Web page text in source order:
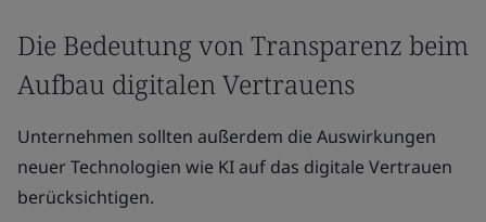
Die Bedeutung von Transparenz beim
Aufbau digitalen Vertrauens
Unternehmen sollten außerdem die Auswirkungen
neuer Technologien wie KI auf das digitale Vertrauen
berücksichtigen.